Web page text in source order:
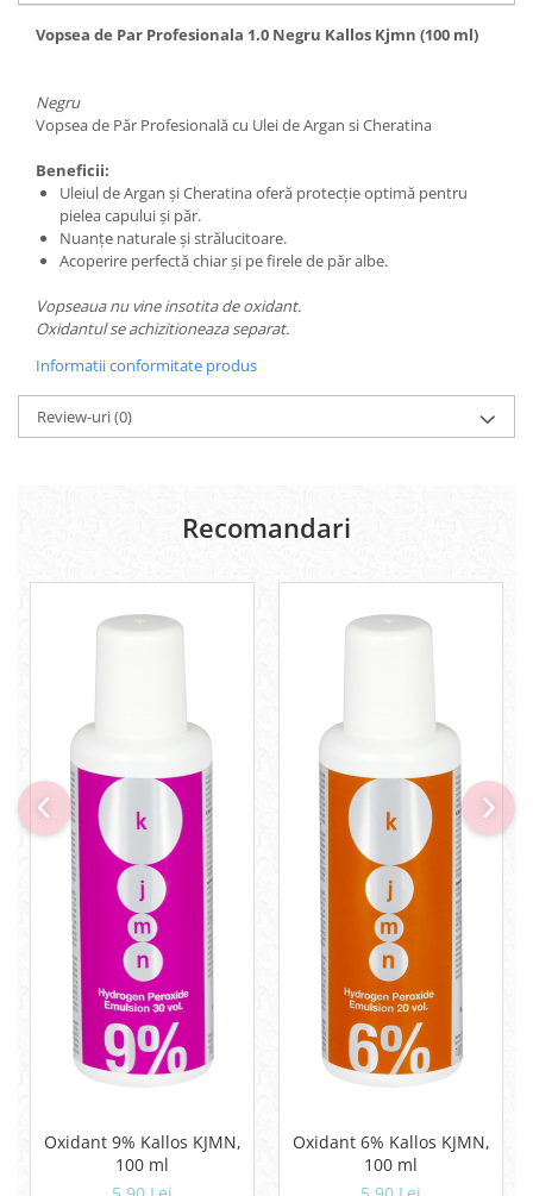
Vopsea de Par Profesionala 1.0 Negru Kallos Kjmn (100 ml)
Negru
Vopsea de Păr Profesională cu Ulei de Argan si Cheratina
Beneficii:
Uleiul de Argan şi Cheratina oferă protecţie optimă pentru
pielea capului şi păr.
Nuanţe naturale şi strălucitoare.
Acoperire perfectă chiar şi pe firele de păr albe.
Vopseaua nu vine insotita de oxidant.
Oxidantul se achizitioneaza separat.
Informatii conformitate produs
Review-uri(0)
Recomandari
Oxidant 9% Kallos KJMN,
100 ml
Oxidant 6% Kallos KJMN,
100 ml